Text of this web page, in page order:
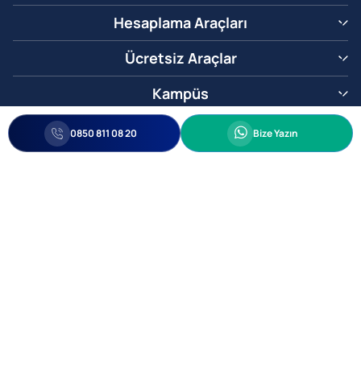
Hesaplama Araçları
Ücretsiz Araçlar
Kampüs
0850 811 08 20 Whatsapp
Bize Yazın
0850 811 08 20